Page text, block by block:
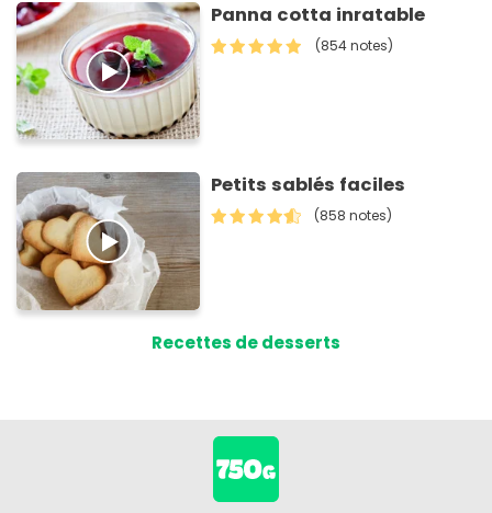
Panna cotta inratable
(854 notes)
Petits sablés faciles
(858 notes)
Recettes de desserts